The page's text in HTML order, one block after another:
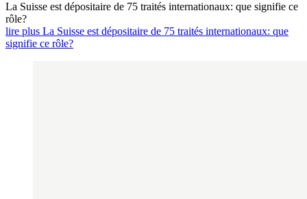
La Suisse est dépositaire de 75 traités internationaux: que signifie ce
rôle?
lire plus La Suisse est dépositaire de 75 traités internationaux: que
signifie ce rôle?